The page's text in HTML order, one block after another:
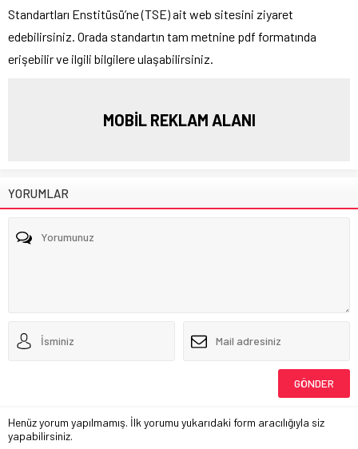
Standartları Enstitüsü’ne (TSE) ait web sitesini ziyaret
edebilirsiniz. Orada standartın tam metnine pdf formatında
erişebilir ve ilgili bilgilere ulaşabilirsiniz.
MOBİL REKLAM ALANI
YORUMLAR
Henüz yorum yapılmamış. İlk yorumu yukarıdaki form aracılığıyla siz
yapabilirsiniz.